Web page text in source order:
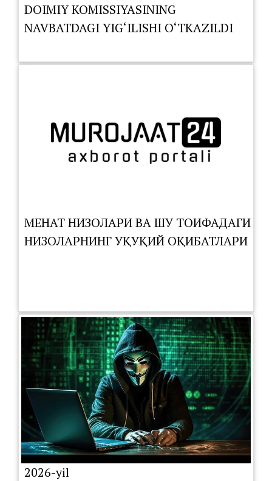
DOIMIY KOMISSIYASINING
NAVBATDAGI YIG‘ILISHI O‘TKAZILDI
МЕҲНАТ НИЗОЛАРИ ВА ШУ ТОИФАДАГИ
НИЗОЛАРНИНГ ҲУҚУҚИЙ ОҚИБАТЛАРИ
2026-yil